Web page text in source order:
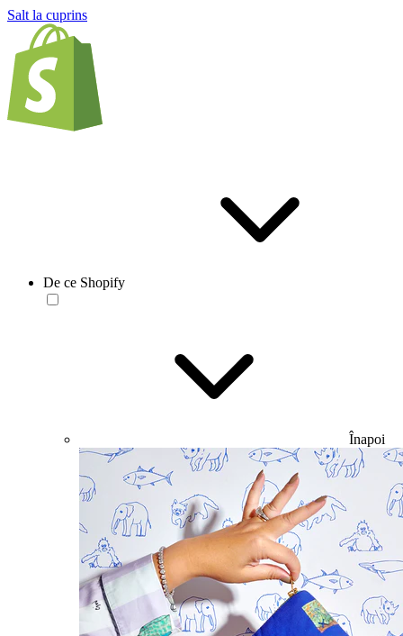
Salt la cuprins
De ce Shopify
Înapoi